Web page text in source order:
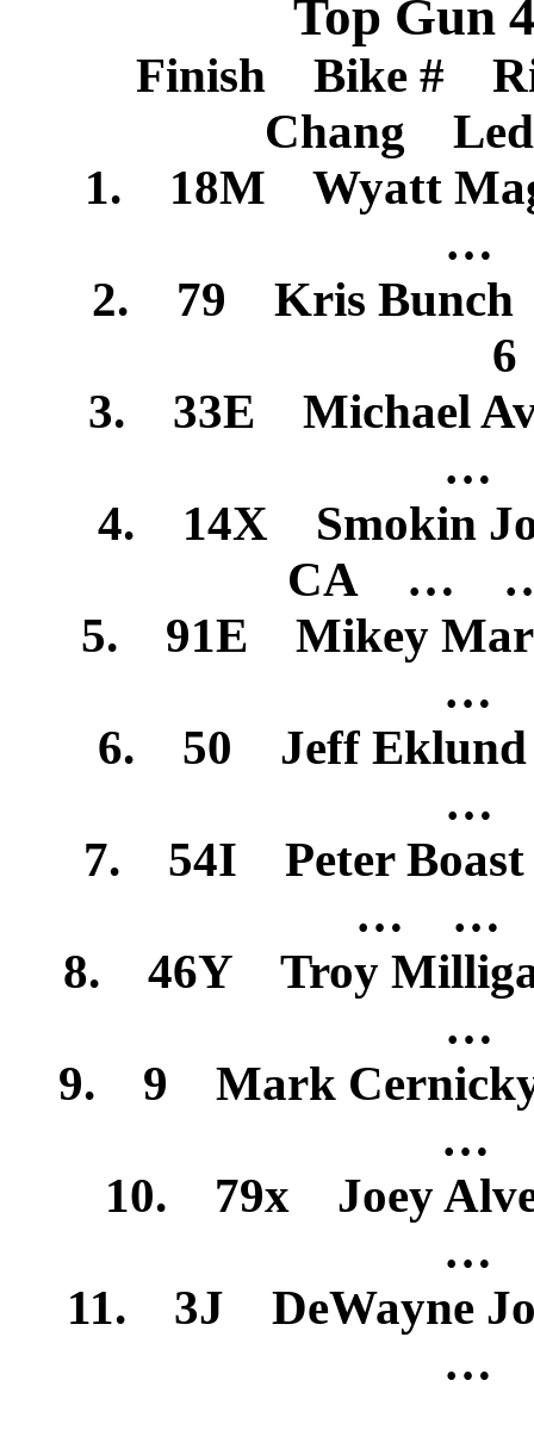
Top Gun
Finish Bike #
Chang
1. 18M Wyatt
…
2. 79 Kris
3. 33E Michael
…
4. 14X Smokin
CA …
5. 91E Mikey
…
6. 50 Jeff
…
7. 54I Peter Boast
… …
8. 46Y Troy
…
9. 9 Mark
…
10. 79x Joey
…
11. 3J DeWayne
…